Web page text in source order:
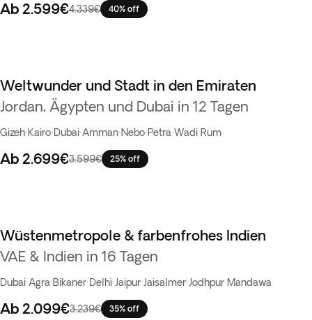
Ab 2.599€4.339€ 40% off
Weltwunder und Stadt in den Emiraten
Jordan, Ägypten und Dubai in 12 Tagen
Gizeh·Kairo·Dubai·Amman·Nebo·Petra·Wadi Rum
Ab 2.699€3.599€ 25% off
Wüstenmetropole & farbenfrohes Indien
VAE & Indien in 16 Tagen
Dubai·Agra·Bikaner·Delhi·Jaipur·Jaisalmer·Jodhpur·Mandawa
Ab 2.099€3.239€ 35% off